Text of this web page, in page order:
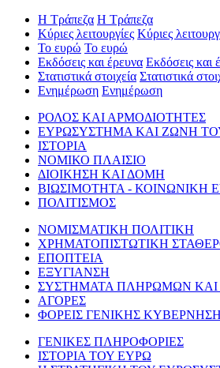
Η Τράπεζα Η Τράπεζα
Κύριες λειτουργίες Κύριες
Το ευρώ Το ευρώ
Εκδόσεις και έρευνα Εκδόσεις και
Στατιστικά στοιχεία Στατιστικά
Ενημέρωση Ενημέρωση
ΡΟΛΟΣ ΚΑΙ ΑΡΜΟΔΙΟΤΗΤΕΣ
ΕΥΡΩΣΥΣΤΗΜΑ ΚΑΙ ΖΩΝΗ
ΙΣΤΟΡΙΑ
ΝΟΜΙΚΟ ΠΛΑΙΣΙΟ
ΔΙΟΙΚΗΣΗ ΚΑΙ ΔΟΜΗ
ΒΙΩΣΙΜΟΤΗΤΑ - ΚΟΙΝΩΝΙΚΗ
ΠΟΛΙΤΙΣΜΟΣ
ΝΟΜΙΣΜΑΤΙΚΗ ΠΟΛΙΤΙΚΗ
ΧΡΗΜΑΤΟΠΙΣΤΩΤΙΚΗ
ΕΠΟΠΤΕΙΑ
ΕΞΥΓΙΑΝΣΗ
ΣΥΣΤΗΜΑΤΑ ΠΛΗΡΩΜΩΝ ΚΑΙ
ΑΓΟΡΕΣ
ΦΟΡΕΙΣ ΓΕΝΙΚΗΣ
ΓΕΝΙΚΕΣ ΠΛΗΡΟΦΟΡΙΕΣ
ΙΣΤΟΡΙΑ ΤΟΥ ΕΥΡΩ